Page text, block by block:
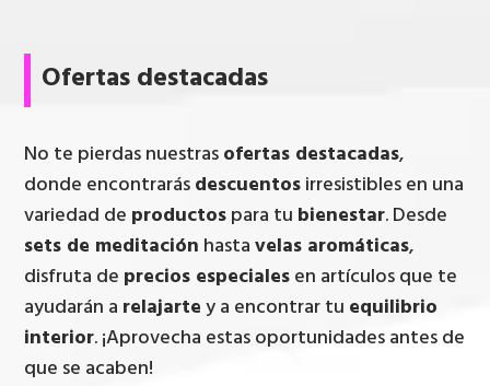
Ofertas destacadas
No te pierdas nuestrasofertas destacadas,
donde encontrarásdescuentosirresistibles en una
variedad de productospara tu bienestar. Desde
sets de meditación hastavelas aromáticas,
disfruta de precios especialesen artículos que te
ayudarán a relajartey a encontrar tu equilibrio
interior. ¡Aprovecha estas oportunidades antes de
que se acaben!